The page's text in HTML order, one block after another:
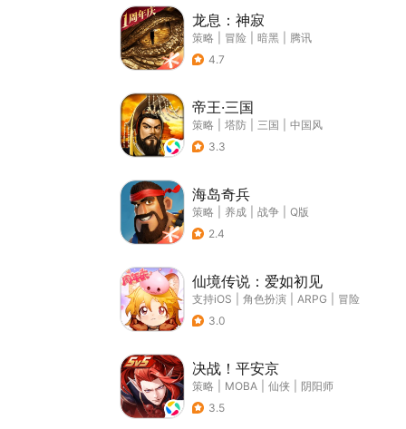
龙息：神寂
策略 冒险 暗黑
腾讯
4.7
帝王·三国
策略 塔防 三国
中国风
3.3
海岛奇兵
策略 养成 战争
Q版
2.4
仙境传说：爱如初见
支持iOS 角色扮演 ARPG
冒险
3.0
决战！平安京
策略 MOBA 仙侠
阴阳师
3.5